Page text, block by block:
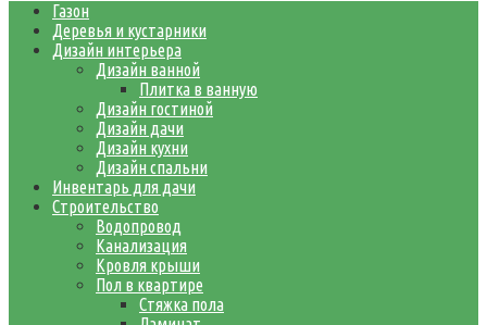
Газон
Деревья и кустарники
Дизайн интерьера
Дизайн ванной
Плитка в ванную
Дизайн гостиной
Дизайн дачи
Дизайн кухни
Дизайн спальни
Инвентарь для дачи
Строительство
Водопровод
Канализация
Кровля крыши
Пол в квартире
Стяжка пола